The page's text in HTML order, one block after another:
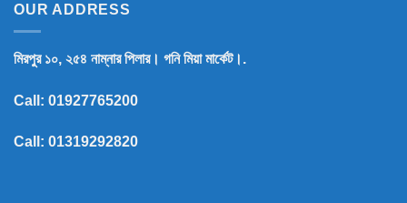
OUR ADDRESS
মিরপুর ১০, ২৫৪ নাম্নার পিলার। গনি মিয়া মার্কেট।.
Call: 01927765200
Call: 01319292820